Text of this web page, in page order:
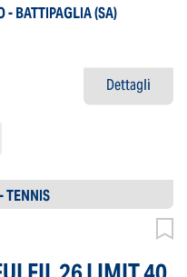
- BATTIPAGLIA(SA)
Dettagli
TENNIS